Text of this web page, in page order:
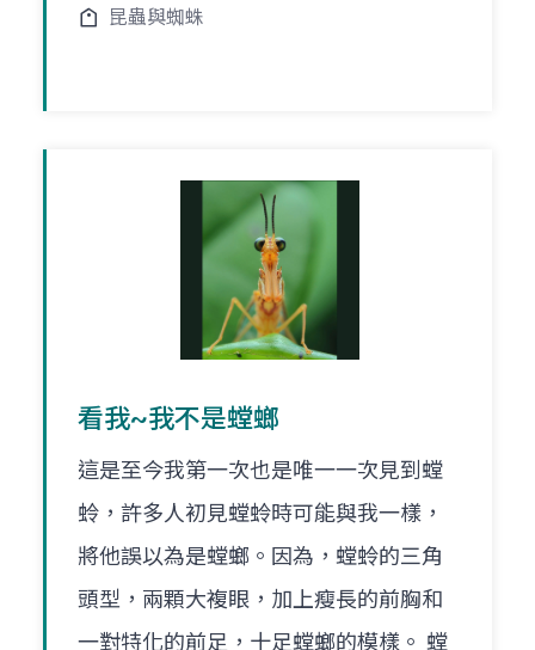
昆蟲與蜘蛛
看我~我不是螳螂
這是至今我第一次也是唯一一次見到螳
蛉，許多人初見螳蛉時可能與我一樣，
將他誤以為是螳螂。因為，螳蛉的三角
頭型，兩顆大複眼，加上瘦長的前胸和
一對特化的前足，十足螳螂的模樣。 螳